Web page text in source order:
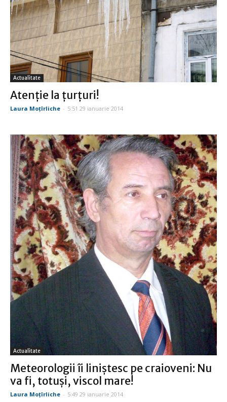
Actualitate
Atenţie la ţurţuri!
Laura Moţîrliche - 5:51 29 ianuarie 2014
Actualitate
Meteorologii îi liniştesc pe craioveni: Nu
va fi, totuşi, viscol mare!
Laura Moţîrliche - 5:49 29 ianuarie 2014